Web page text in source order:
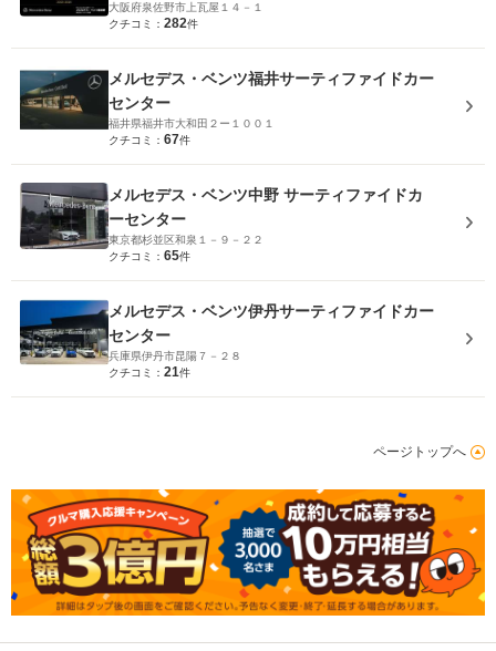
大阪府泉佐野市上瓦屋１４－１
クチコミ： 282件
メルセデス・ベンツ福井サーティファイドカー
センター
福井県福井市大和田２ー１００１
クチコミ： 67件
メルセデス・ベンツ中野 サーティファイドカ
ーセンター
東京都杉並区和泉１－９－２２
クチコミ： 65件
メルセデス・ベンツ伊丹サーティファイドカー
センター
兵庫県伊丹市昆陽７－２８
クチコミ： 21件
ページトップへ